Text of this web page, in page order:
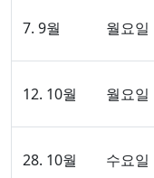
7. 9월 월요일
12. 10월 월요일
28. 10월 수요일